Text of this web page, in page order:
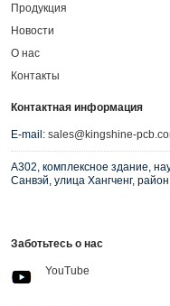
Продукция
Новости
О нас
Контакты
Контактная информация
E-mail: sales@kingshine-
A302, комплексное здание,
Санвэй, улица Хангченг,
Заботьтесь о нас
YouTube